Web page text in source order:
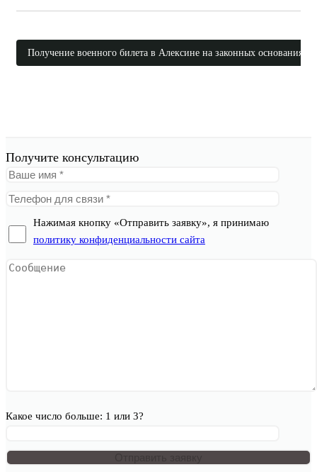
Получение военного билета в Алексине на законных основаниях
Получите консультацию
Нажимая кнопку «Отправить заявку», я принимаю
политику конфиденциальности сайта
Какое число больше: 1 или 3?